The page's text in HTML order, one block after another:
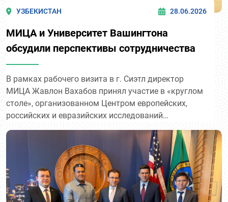
УЗБЕКИСТАН 28.06.2026
МИЦА и Университет Вашингтона
обсудили перспективы сотрудничества
В рамках рабочего визита в г. Сиэтл директор
МИЦА Жавлон Вахабов принял участие в «круглом
столе», организованном Центром европейских,
российских и евразийских исследований